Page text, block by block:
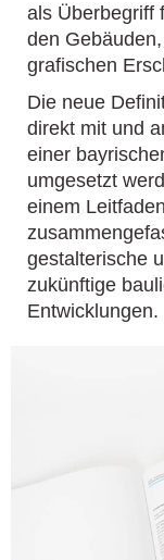
als Überbegriff
den
grafischen
Die neue
direkt mit und
einer
umgesetzt
einem
gestalterische
zukünftige
Entwicklungen.